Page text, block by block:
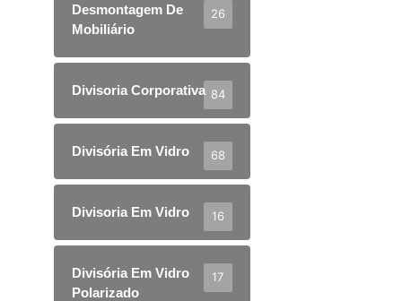
Desmontagem De
Mobiliário
26
Divisoria Corporativa 84
Divisória Em Vidro 68
Divisoria Em Vidro 16
Divisória Em Vidro
Polarizado
17